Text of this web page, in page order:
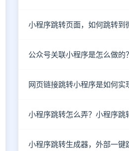
小程序跳转页面，如何跳转到
公众号关联小程序是怎么做的
网页链接跳转小程序是如何实
小程序跳转怎么弄？小程序跳
小程序跳转生成器，外部一键